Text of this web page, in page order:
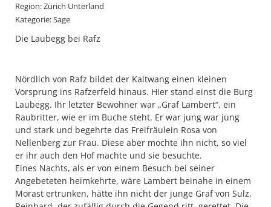
Region: Zürich Unterland
Kategorie: Sage
Die Laubegg bei Rafz
Nördlich von Rafz bildet der Kaltwang einen kleinen
Vorsprung ins Rafzerfeld hinaus. Hier stand einst die Burg
Laubegg. Ihr letzter Bewohner war „Graf Lambert“, ein
Raubritter, wie er im Buche steht. Er war jung war jung
und stark und begehrte das Freifräulein Rosa von
Nellenberg zur Frau. Diese aber mochte ihn nicht, so viel
er ihr auch den Hof machte und sie besuchte.
Eines Nachts, als er von einem Besuch bei seiner
Angebeteten heimkehrte, wäre Lambert beinahe in einem
Morast ertrunken, hätte ihn nicht der junge Graf von Sulz,